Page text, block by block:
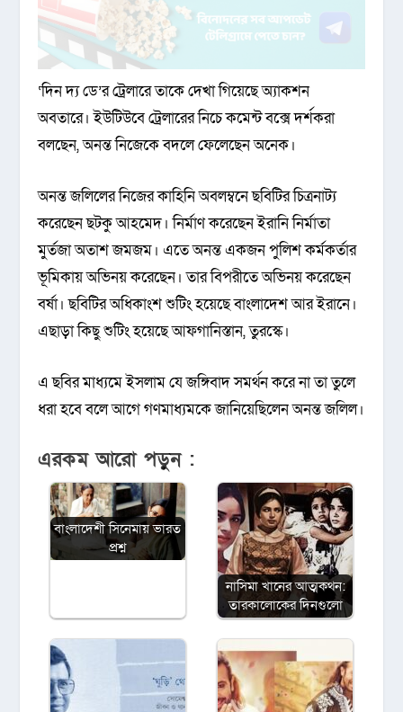
‘দিন দ্য ডে’র ট্রেলারে তাকে দেখা গিয়েছে অ্যাকশন
অবতারে। ইউটিউবে ট্রেলারের নিচে কমেন্ট বক্সে দর্শকরা
বলছেন, অনন্ত নিজেকে বদলে ফেলেছেন অনেক।
অনন্ত জলিলের নিজের কাহিনি অবলম্বনে ছবিটির চিত্রনাট্য
করেছেন ছটকু আহমেদ। নির্মাণ করেছেন ইরানি নির্মাতা
মুর্তজা অতাশ জমজম। এতে অনন্ত একজন পুলিশ কর্মকর্তার
ভূমিকায় অভিনয় করেছেন। তার বিপরীতে অভিনয় করেছেন
বর্ষা। ছবিটির অধিকাংশ শুটিং হয়েছে বাংলাদেশ আর ইরানে।
এছাড়া কিছু শুটিং হয়েছে আফগানিস্তান, তুরস্কে।
এ ছবির মাধ্যমে ইসলাম যে জঙ্গিবাদ সমর্থন করে না তা তুলে
ধরা হবে বলে আগে গণমাধ্যমকে জানিয়েছিলেন অনন্ত জলিল।
এরকম আরো পড়ুন :
বাংলাদেশী সিনেমায় ভারত
প্রশ্ন
নাসিমা খানের আত্মকথন:
তারকালোকের দিনগুলো